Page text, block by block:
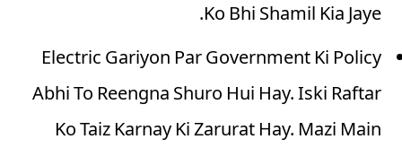
Ko Bhi Shamil Kia Jaye.
Electric Gariyon Par Government Ki Policy
Abhi To Reengna Shuro Hui Hay. Iski Raftar
Ko Taiz Karnay Ki Zarurat Hay. Mazi Main